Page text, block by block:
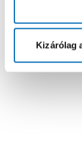
Kizárólag